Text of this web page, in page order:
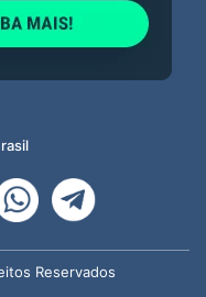
Reservados